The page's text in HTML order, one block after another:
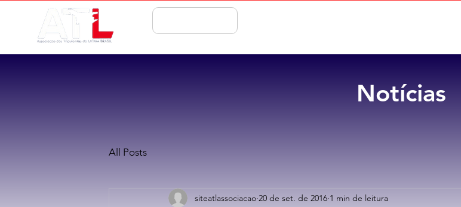
Notícias
All Posts
siteatlassociacao 20 de set. de 2016 1 min de leitura